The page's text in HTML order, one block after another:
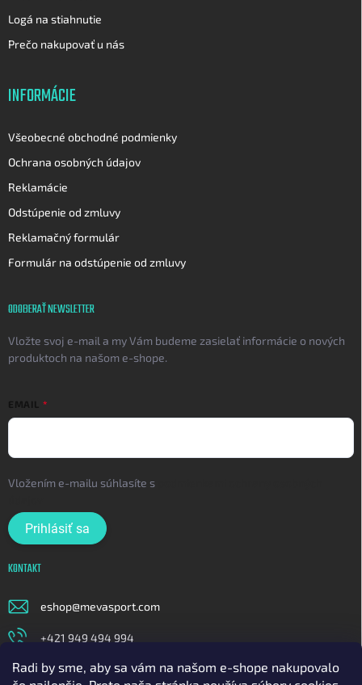
Radi by sme, aby sa vám na našom e-shope nakupovalo
Logá na stiahnutie
Prečo nakupovať u nás
INFORMÁCIE
Všeobecné obchodné podmienky
Ochrana osobných údajov
Reklamácie
Odstúpenie od zmluvy
Reklamačný formulár
Formulár na odstúpenie od zmluvy
ODOBERAŤ NEWSLETTER
Vložte svoj e-mail a my Vám budeme zasielať informácie o nových
produktoch na našom e-shope.
EMAIL
Vložením e-mailu súhlasíte s
Prihlásiť sa
KONTAKT
eshop@mevasport.com
+421 949 494 994
https://www.facebook.com/mevasportofficial